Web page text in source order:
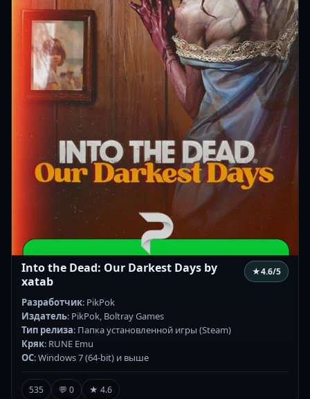
Into the Dead: Our Darkest Days by
xatab
★4.6/5
Разработчик: PikPok
Издатель: PikPok, Boltray Games
Тип релиза: Папка установленной игры (Steam)
Кряк: RUNE Emu
ОС: Windows 7 (64-bit) и выше
535 💬 0 ★ 4.6